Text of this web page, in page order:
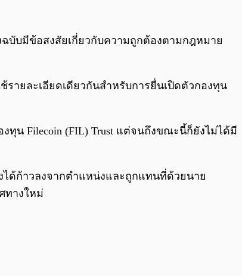
ฉบับมีข้อสงสัยเกี่ยวกับความถูกต้องตามกฎหมาย
ช้รายละเอียดเดียวกันสำหรับการยื่นเปิดตัวกองทุน
ทุน Filecoin (FIL) Trust แต่จนถึงขณะนี้ก็ยังไม่ได้มี
งได้ก้าวลงจากตำแหน่งและถูกแทนที่ด้วยนาย
ทางใหม่